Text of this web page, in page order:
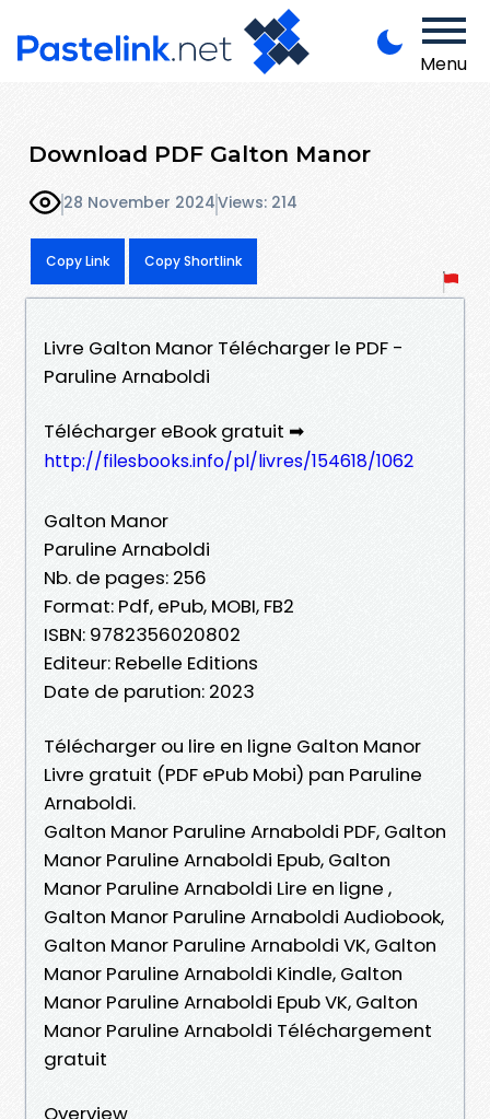
Menu
Download PDF Galton Manor
28 November 2024Views: 214
Copy Link Copy Shortlink
Livre Galton Manor Télécharger le PDF -
Paruline Arnaboldi
Télécharger eBook gratuit ➡
http://filesbooks.info/pl/livres/154618/1062
Galton Manor
Paruline Arnaboldi
Nb. de pages: 256
Format: Pdf, ePub, MOBI, FB2
ISBN: 9782356020802
Editeur: Rebelle Editions
Date de parution: 2023
Télécharger ou lire en ligne Galton Manor
Livre gratuit (PDF ePub Mobi) pan Paruline
Arnaboldi.
Galton Manor Paruline Arnaboldi PDF, Galton
Manor Paruline Arnaboldi Epub, Galton
Manor Paruline Arnaboldi Lire en ligne ,
Galton Manor Paruline Arnaboldi Audiobook,
Galton Manor Paruline Arnaboldi VK, Galton
Manor Paruline Arnaboldi Kindle, Galton
Manor Paruline Arnaboldi Epub VK, Galton
Manor Paruline Arnaboldi Téléchargement
gratuit
Overview